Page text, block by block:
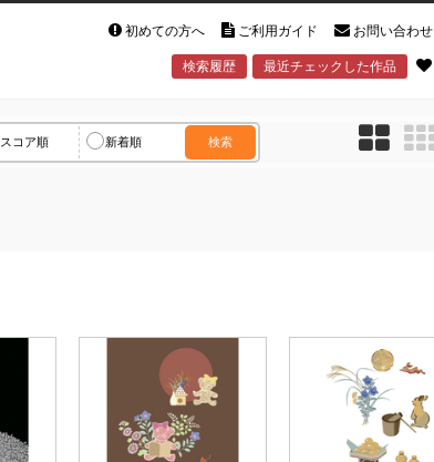
初めての方へ ご利用ガイド お問い合わせ
検索履歴 最近チェックした作品
スコア順 新着順 検索